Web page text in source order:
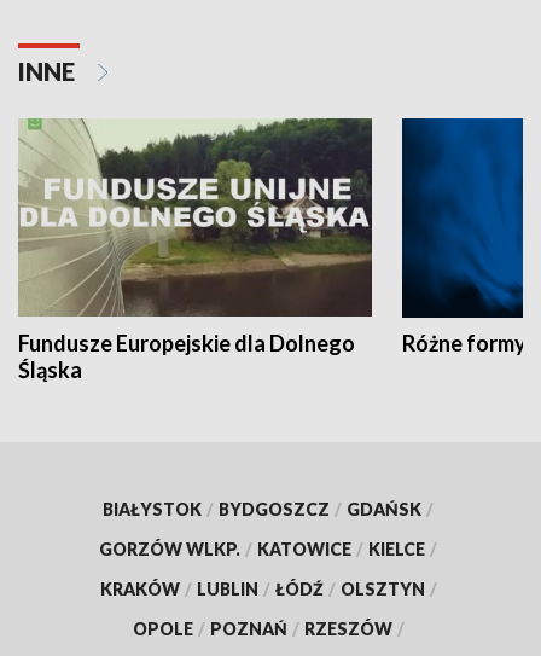
INNE
Fundusze Europejskie dla Dolnego
Śląska
Różne formy
BIAŁYSTOK / BYDGOSZCZ / GDAŃSK /
GORZÓW WLKP. / KATOWICE / KIELCE /
KRAKÓW / LUBLIN / ŁÓDŹ / OLSZTYN /
OPOLE / POZNAŃ / RZESZÓW /